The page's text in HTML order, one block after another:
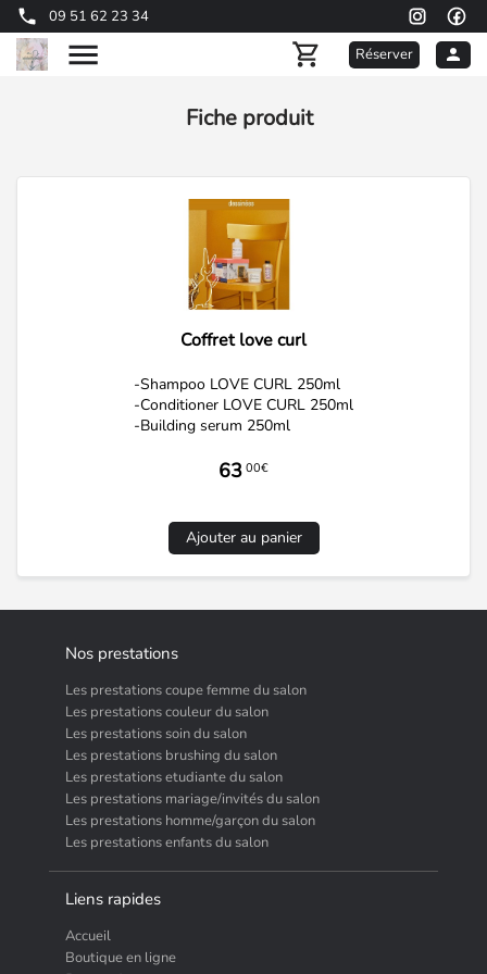
09 51 62 23 34
Réserver
Fiche produit
Coffret love curl
-Shampoo LOVE CURL 250ml
-Conditioner LOVE CURL 250ml
-Building serum 250ml
63 00€
Ajouter au panier
Nos prestations
Les prestations coupe femme du salon
Les prestations couleur du salon
Les prestations soin du salon
Les prestations brushing du salon
Les prestations etudiante du salon
Les prestations mariage/invités du salon
Les prestations homme/garçon du salon
Les prestations enfants du salon
Liens rapides
Accueil
Boutique en ligne